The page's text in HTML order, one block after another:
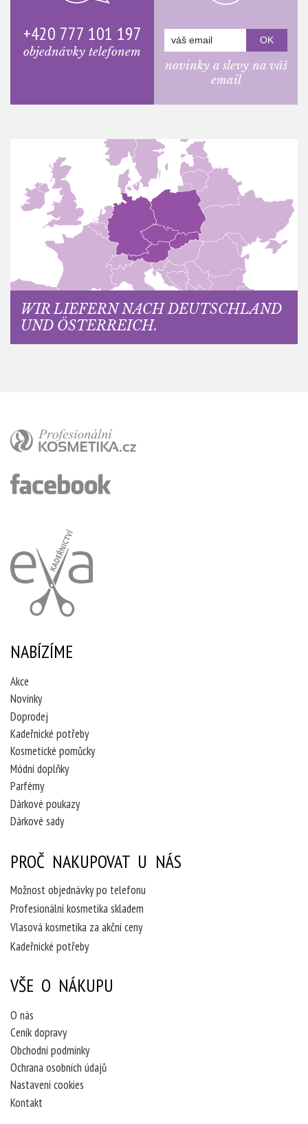
+420 777 101 197
objednávky telefonem
novinky a slevy na váš
email
WIR LIEFERN NACH DEUTSCHLAND
UND ÖSTERREICH.
NABÍZÍME
Akce
Novinky
Doprodej
Kadeřnické potřeby
Kosmetické pomůcky
Módní doplňky
Parfémy
Dárkové poukazy
Dárkové sady
PROČ NAKUPOVAT U NÁS
Možnost objednávky po telefonu
Profesionální kosmetika skladem
Vlasová kosmetika za akční ceny
Kadeřnické potřeby
VŠE O NÁKUPU
O nás
Ceník dopravy
Obchodní podmínky
Ochrana osobních údajů
Nastavení cookies
Kontakt